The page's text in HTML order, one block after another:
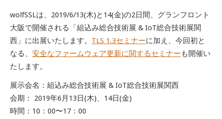
wolfSSLは、2019/6/13(木)と14(金)の2日間、グランフロント
大阪で開催される「組込み総合技術展 & IoT総合技術展関
西」に出展いたします。 TLS 1.3セミナーに加え、今回初と
なる、 安全なファームウェア更新に関するセミナー も開催い
たします。
展示会名：組込み総合技術展 & IoT総合技術展関西
会期： 2019年6月13日(木)、14日(金)
時間：10：00〜17：00